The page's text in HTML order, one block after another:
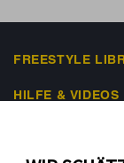
FREESTYLE
HILFE & VIDEOS